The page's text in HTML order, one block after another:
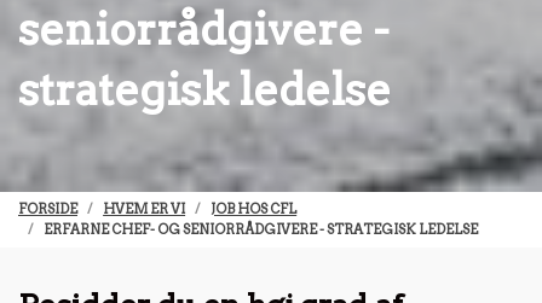
seniorrådgivere -
strategisk ledelse
FORSIDE HVEM ER VI
JOB HOS CFL
ERFARNE CHEF- OG SENIORRÅDGIVERE - STRATEGISK LEDELSE